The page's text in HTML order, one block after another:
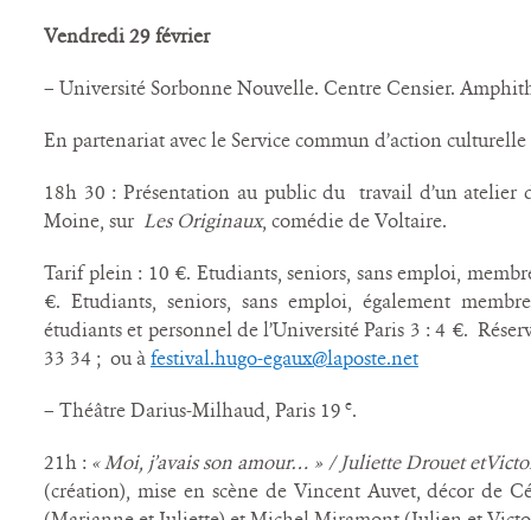
Vendredi 29 février
– Université Sorbonne Nouvelle. Centre Censier.
En partenariat avec le Service commun d’action
18h 30 : Présentation au public du travail d’un atelier
Moine, sur Les Originaux, comédie de Voltaire.
Tarif plein : 10 €. Etudiants, seniors, sans emploi,
€. Etudiants, seniors, sans emploi, également
étudiants et personnel de l’Université Paris 3 : 4 €.
33 34 ; ou àfestival.hugo-egaux@laposte.net
– Théâtre Darius-Milhaud, Paris 19 e.
21h : « Moi, j’avais son amour… » / Juliette Drouet
(création), mise en scène de Vincent Auvet, décor de